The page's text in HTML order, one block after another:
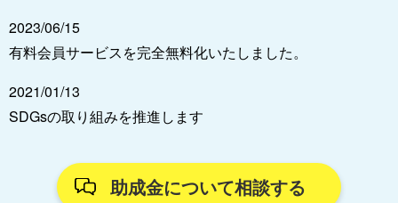
2023/06/15
有料会員サービスを完全無料化いたしました。
2021/01/13
SDGsの取り組みを推進します
助成金について相談する